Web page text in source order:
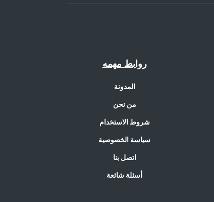
روابط مهمه
المدونة
من نحن
شروط الاستخدام
سياسة الخصوصية
اتصل بنا
أسئلة شائعة